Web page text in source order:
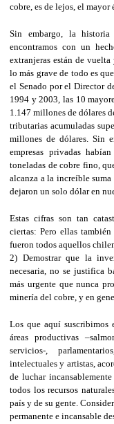
cobre, es de lejos, el
Sin embargo, la historia
encontramos con un
extranjeras están de
lo más grave de todo es
el Senado por el Director
1994 y 2003, las 10
1.147 millones de dólares
tributarias acumuladas
millones de dólares. Sin
empresas privadas
toneladas de cobre fino,
alcanza a la increíble
dejaron un solo dólar en
Estas cifras son tan
ciertas: Pero ellas
fueron todos aquellos
2) Demostrar que la
necesaria, no se justifica
más urgente que nunca
minería del cobre, y en
Los que aquí suscribimos
áreas productivas
servicios-,
intelectuales y artistas,
de luchar
todos los recursos
país y de su gente.
permanente e incansable